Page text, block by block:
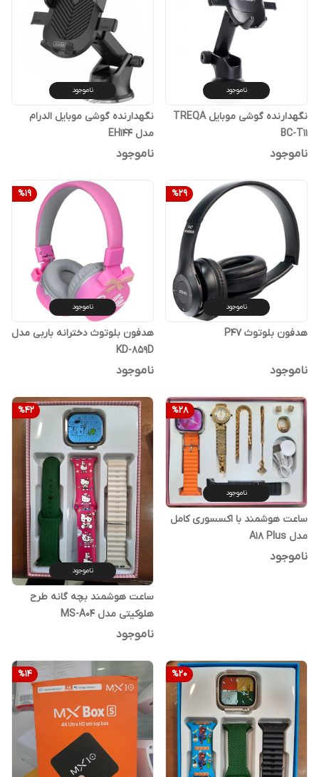
ناموجود
نگهدارنده گوشی موبایل TREQA
BC-T11
ناموجود
ناموجود
نگهدارنده گوشی موبایل الدرام
مدل EH144
ناموجود
%29
ناموجود
هدفون بلوتوث P47
ناموجود
%19
ناموجود
هدفون بلوتوث دخترانه باربی مدل
KD-859D
ناموجود
%28
ناموجود
ساعت هوشمند با اکسسوری کامل
مدل A18 Plus
ناموجود
%42
ناموجود
ساعت هوشمند بچه گانه طرح
هلوکیتی مدل MS-A04
ناموجود
%20
%14